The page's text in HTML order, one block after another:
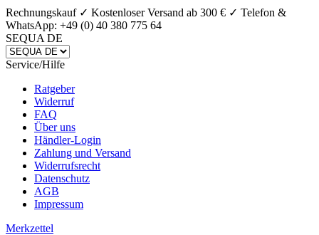
Rechnungskauf ✓ Kostenloser Versand ab 300 € ✓ Telefon &
WhatsApp: +49 (0) 40 380 775 64
SEQUA DE
Service/Hilfe
Ratgeber
Widerruf
FAQ
Über uns
Händler-Login
Zahlung und Versand
Widerrufsrecht
Datenschutz
AGB
Impressum
Merkzettel